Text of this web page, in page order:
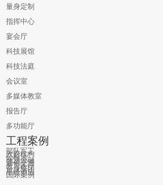
量身定制
指挥中心
宴会厅
科技展馆
科技法庭
会议室
多媒体教室
报告厅
多功能厅
工程案例
部队军工
政府机构
公检法
能源金融
通信交通
教育医疗
企业集团
星级酒店
国际案例